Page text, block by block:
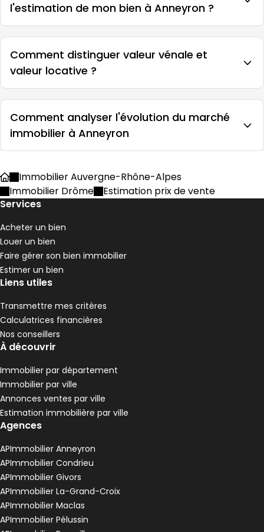
l'estimation de mon bien à Anneyron ?
Comment distinguer valeur vénale et
valeur locative ?
Comment analyser l'évolution du marché
immobilier à Anneyron
AccueilImmobilier Auvergne-Rhône-Alpes
Immobilier Drôme
Estimation prix de vente
Services
Acheter un bien
Louer un bien
Faire gérer son bien immobilier
Estimer un bien
Liens utiles
Transmettre mes critères
Calculatrices financières
Nos conseillers
À découvrir
Immobilier par département
Immobilier par ville
Annonces ventes par ville
Estimation immobilière par ville
Agences
APImmobilier Anneyron
APImmobilier Condrieu
APImmobilier Givors
APImmobilier La-Grand-Croix
APImmobilier Maclas
APImmobilier Pélussin